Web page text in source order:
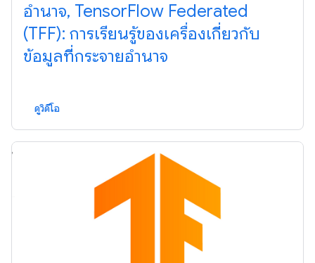
อำนาจ, TensorFlow Federated
(TFF): การเรียนรู้ของเครื่องเกี่ยวกับ
ข้อมูลที่กระจายอำนาจ
ดูวิดีโอ